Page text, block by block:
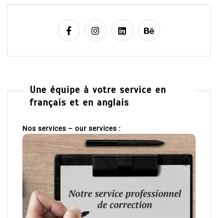
Une équipe à votre service en
français et en anglais
Nos services – our services :